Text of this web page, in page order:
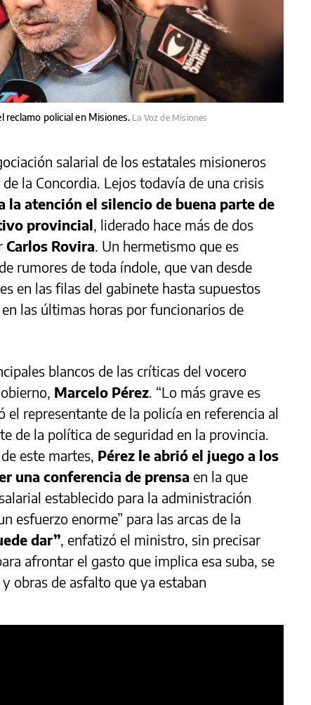
reclamo policial en Misiones. La Voz de Misiones
salarial de los estatales misioneros
la Concordia. Lejos todavía de una crisis
la atención el silencio de buena parte de
provincial, liderado hace más de dos
Carlos Rovira. Un hermetismo que es
rumores de toda índole, que van desde
en las filas del gabinete hasta supuestos
las últimas horas por funcionarios de
blancos de las críticas del vocero
Marcelo Pérez. “Lo más grave es
el representante de la policía en referencia al
de la política de seguridad en la provincia.
este martes, Pérez le abrió el juego a los
una conferencia de prensa en la que
establecido para la administración
esfuerzo enorme” para las arcas de la
dar”, enfatizó el ministro, sin precisar
afrontar el gasto que implica esa suba, se
obras de asfalto que ya estaban